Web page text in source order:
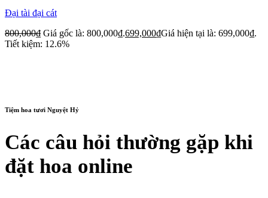
Đại tài đại cát
800,000₫ Giá gốc là: 800,000₫.699,000₫Giá hiện tại là: 699,000₫.
Tiết kiệm: 12.6%
Tiệm hoa tươi Nguyệt Hỷ
Các câu hỏi thường gặp khi
đặt hoa online